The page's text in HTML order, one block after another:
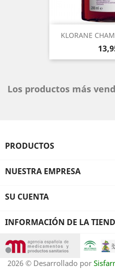
KLORANE
Los productos más
PRODUCTOS
NUESTRA EMPRESA
SU CUENTA
INFORMACIÓN DE LA
2026 © Desarrollado por